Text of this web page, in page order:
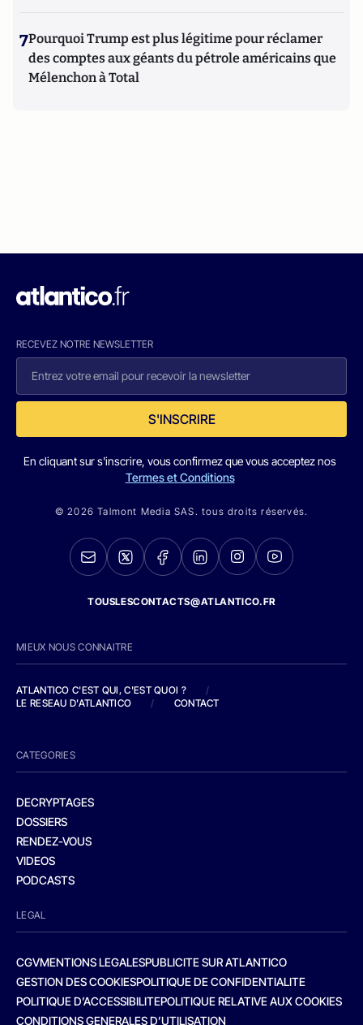
7Pourquoi Trump est plus légitime pour réclamer
des comptes aux géants du pétrole américains que
Mélenchon à Total
RECEVEZ NOTRE NEWSLETTER
S'INSCRIRE
En cliquant sur s'inscrire, vous confirmez que vous acceptez nos
Termes et Conditions
© 2026 Talmont Media SAS. tous droits réservés.
TOUSLESCONTACTS@ATLANTICO.FR
MIEUX NOUS CONNAITRE
ATLANTICO C'EST QUI, C'EST QUOI ?
/
LE RESEAU D'ATLANTICO
/ CONTACT
CATEGORIES
DECRYPTAGES
DOSSIERS
RENDEZ-VOUS
VIDEOS
PODCASTS
LEGAL
CGVMENTIONS LEGALESPUBLICITE SUR ATLANTICO
GESTION DES COOKIESPOLITIQUE DE CONFIDENTIALITE
POLITIQUE D’ACCESSIBILITEPOLITIQUE RELATIVE AUX COOKIES
CONDITIONS GENERALES D’UTILISATION